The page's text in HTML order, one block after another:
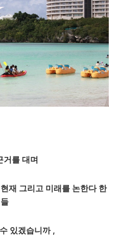
거를 대며
재 그리고 미래를 논한다 한
들
있겠습니까 ,